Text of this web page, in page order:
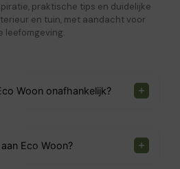
praktische tips en duidelijke
en tuin, met aandacht voor
leefomgeving.
Woon onafhankelijk?
Eco Woon?